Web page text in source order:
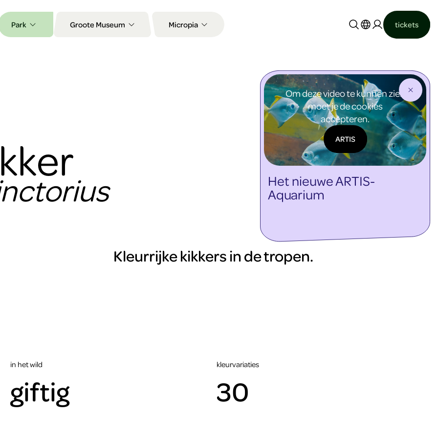
Park Groote Museum Micropia
tickets
Kleurrijke kikkers in de tropen.
in het wild
giftig
kleurvariaties
30
Om deze video te kunnen zien
moet je de cookies
accepteren.
ARTIS
Het nieuwe ARTIS-
Aquarium